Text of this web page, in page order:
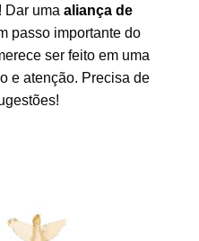
Dar uma aliança de
passo importante do
ser feito em uma
e atenção. Precisa de